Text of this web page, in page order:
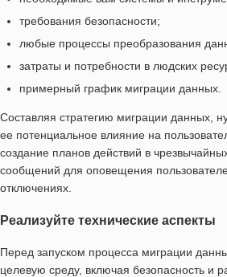
требования безопасности;
любые процессы преобразования
затраты и потребности в людских
примерный график миграции данных.
Составляя стратегию миграции данных,
ее потенциальное влияние на
создание планов действий в
сообщений для оповещения
отключениях.
Реализуйте технические аспекты
Перед запуском процесса миграции
целевую среду, включая безопасность и